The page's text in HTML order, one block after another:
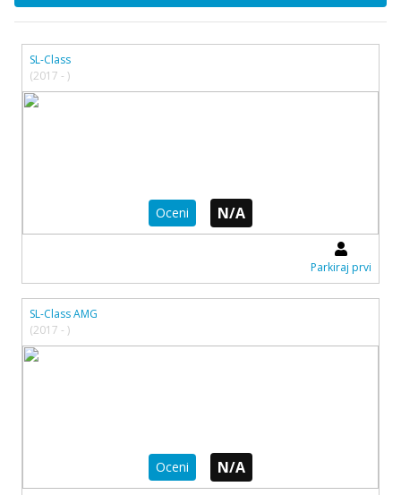
SL-Class
(2017 - )
Oceni N/A
Parkiraj prvi
SL-Class AMG
(2017 - )
Oceni N/A